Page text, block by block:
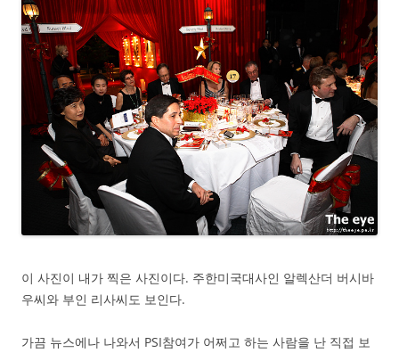
이 사진이 내가 찍은 사진이다. 주한미국대사인 알렉산더 버시바
우씨와 부인 리사씨도 보인다.
가끔 뉴스에나 나와서 PSI참여가 어쩌고 하는 사람을 난 직접 보